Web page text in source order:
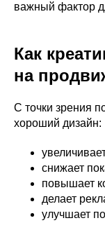
важный фактор
Как
на
С точки зрения
хороший дизайн:
снижает
повышает
делает
улучшает